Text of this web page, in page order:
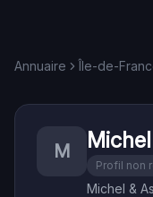
Annuaire Île-de-
M
Profil non
Michel &